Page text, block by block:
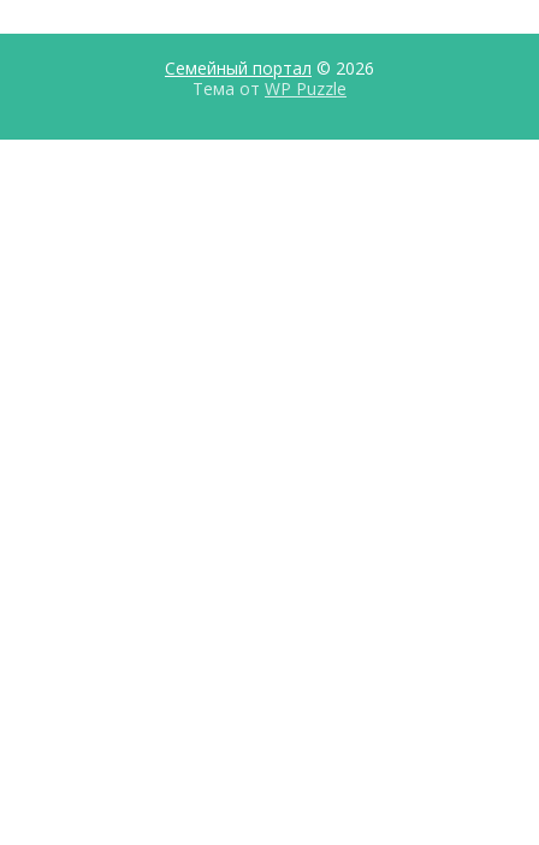
Семейный портал © 2026
Тема от WP Puzzle